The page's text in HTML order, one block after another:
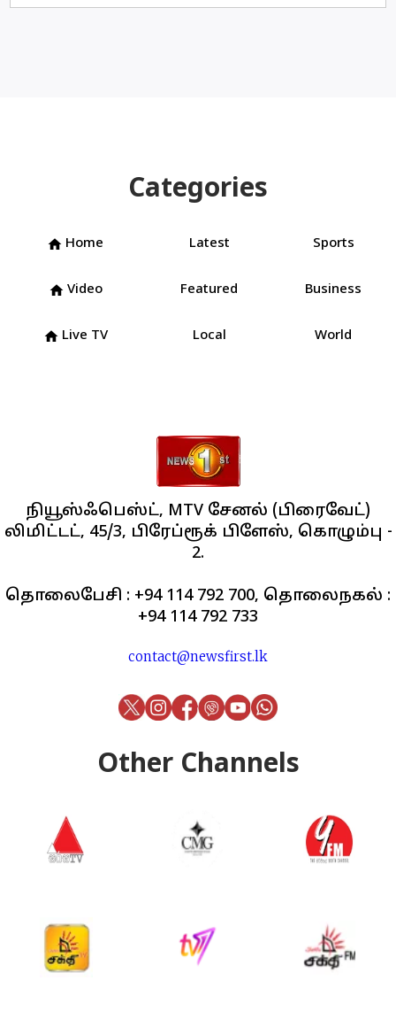
நியூஸ்ஃபெஸ்ட், MTV சேனல் (பிரைவேட்)
லிமிட்டட், 45/3, பிரேப்ரூக் பிளேஸ், கொழும்பு -
2.
தொலைபேசி : +94 114 792 700, தொலைநகல் :
+94 114 792 733
contact@newsfirst.lk
Categories
home Home Latest Sports
home Video Featured Business
home Live TV Local World
Other Channels